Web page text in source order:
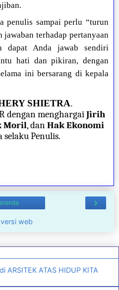
penulis sampai perlu “turun
jawaban terhadap pertanyaan
dapat Anda jawab sendiri
hati dan pikiran, dengan
ini bersarang di kepala
SHIETRA.
dengan menghargaiJirih
Moril, danHak Ekonomi
selaku Penulis.
›
web
ARSITEK ATAS HIDUP KITA